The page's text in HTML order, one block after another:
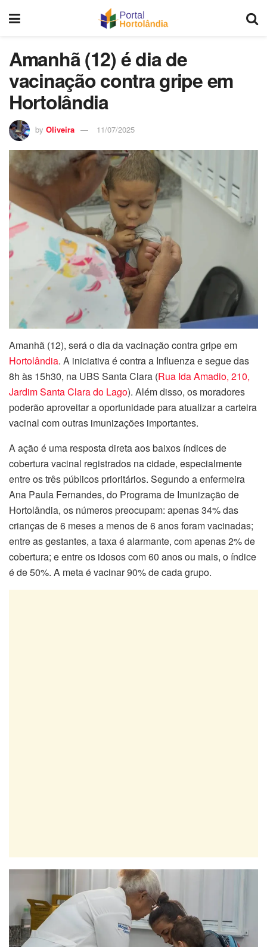
Amanhã (12) é dia de
vacinação contra gripe em
Hortolândia
by Oliveira 11/07/2025
Amanhã (12), será o dia da vacinação contra gripe em
Hortolândia. A iniciativa é contra a Influenza e segue das
8h às 15h30, na UBS Santa Clara (Rua Ida Amadio, 210,
Jardim Santa Clara do Lago). Além disso, os moradores
poderão aproveitar a oportunidade para atualizar a carteira
vacinal com outras imunizações importantes.
A ação é uma resposta direta aos baixos índices de
cobertura vacinal registrados na cidade, especialmente
entre os três públicos prioritários. Segundo a enfermeira
Ana Paula Fernandes, do Programa de Imunização de
Hortolândia, os números preocupam: apenas 34% das
crianças de 6 meses a menos de 6 anos foram vacinadas;
entre as gestantes, a taxa é alarmante, com apenas 2% de
cobertura; e entre os idosos com 60 anos ou mais, o índice
é de 50%. A meta é vacinar 90% de cada grupo.